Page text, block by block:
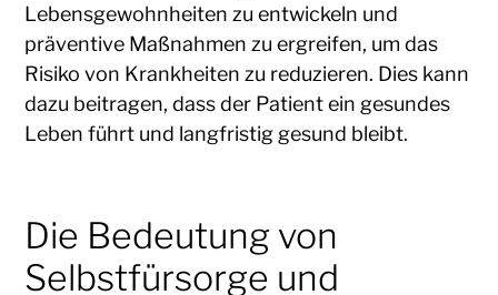
Lebensgewohnheiten zu entwickeln und
präventive Maßnahmen zu ergreifen, um das
Risiko von Krankheiten zu reduzieren. Dies kann
dazu beitragen, dass der Patient ein gesundes
Leben führt und langfristig gesund bleibt.
Die Bedeutung von
Selbstfürsorge und